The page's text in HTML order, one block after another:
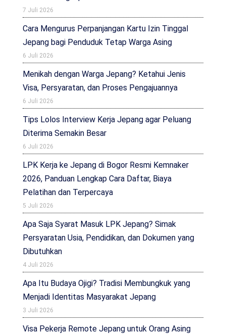
7 Juli 2026
Cara Mengurus Perpanjangan Kartu Izin Tinggal
Jepang bagi Penduduk Tetap Warga Asing
6 Juli 2026
Menikah dengan Warga Jepang? Ketahui Jenis
Visa, Persyaratan, dan Proses Pengajuannya
6 Juli 2026
Tips Lolos Interview Kerja Jepang agar Peluang
Diterima Semakin Besar
6 Juli 2026
LPK Kerja ke Jepang di Bogor Resmi Kemnaker
2026, Panduan Lengkap Cara Daftar, Biaya
Pelatihan dan Terpercaya
5 Juli 2026
Apa Saja Syarat Masuk LPK Jepang? Simak
Persyaratan Usia, Pendidikan, dan Dokumen yang
Dibutuhkan
4 Juli 2026
Apa Itu Budaya Ojigi? Tradisi Membungkuk yang
Menjadi Identitas Masyarakat Jepang
3 Juli 2026
Visa Pekerja Remote Jepang untuk Orang Asing